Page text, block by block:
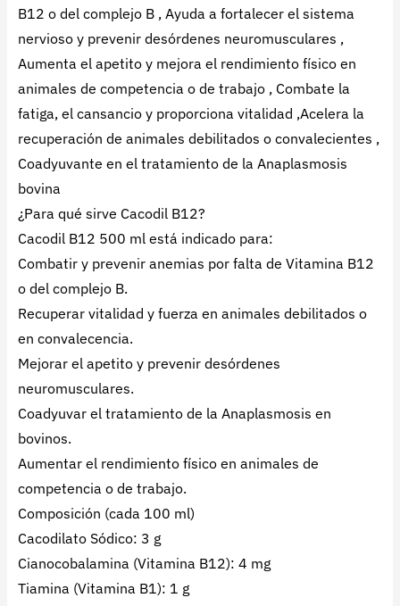
B12 o del complejo B , Ayuda a fortalecer el sistema
nervioso y prevenir desórdenes neuromusculares ,
Aumenta el apetito y mejora el rendimiento físico en
animales de competencia o de trabajo , Combate la
fatiga, el cansancio y proporciona vitalidad ,Acelera la
recuperación de animales debilitados o convalecientes ,
Coadyuvante en el tratamiento de la Anaplasmosis
bovina
¿Para qué sirve Cacodil B12?
Cacodil B12 500 ml está indicado para:
Combatir y prevenir anemias por falta de Vitamina B12
o del complejo B.
Recuperar vitalidad y fuerza en animales debilitados o
en convalecencia.
Mejorar el apetito y prevenir desórdenes
neuromusculares.
Coadyuvar el tratamiento de la Anaplasmosis en
bovinos.
Aumentar el rendimiento físico en animales de
competencia o de trabajo.
Composición (cada 100 ml)
Cacodilato Sódico: 3 g
Cianocobalamina (Vitamina B12): 4 mg
Tiamina (Vitamina B1): 1 g